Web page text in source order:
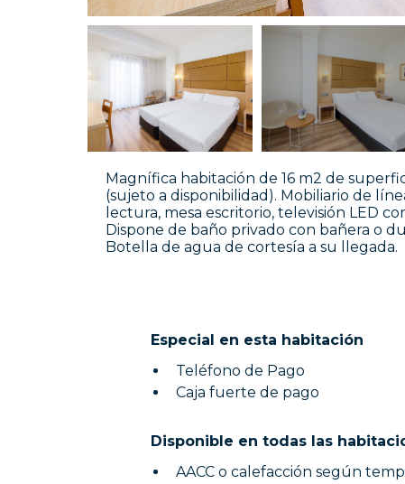
Magnífica habitación de 16 m2 de
(sujeto a disponibilidad). Mobiliario de
lectura, mesa escritorio, televisión LED
Dispone de baño privado con bañera o
Botella de agua de cortesía a su llegada.
Especial en esta habitación
Teléfono de Pago
Caja fuerte de pago
Disponible en todas las
AACC o calefacción según